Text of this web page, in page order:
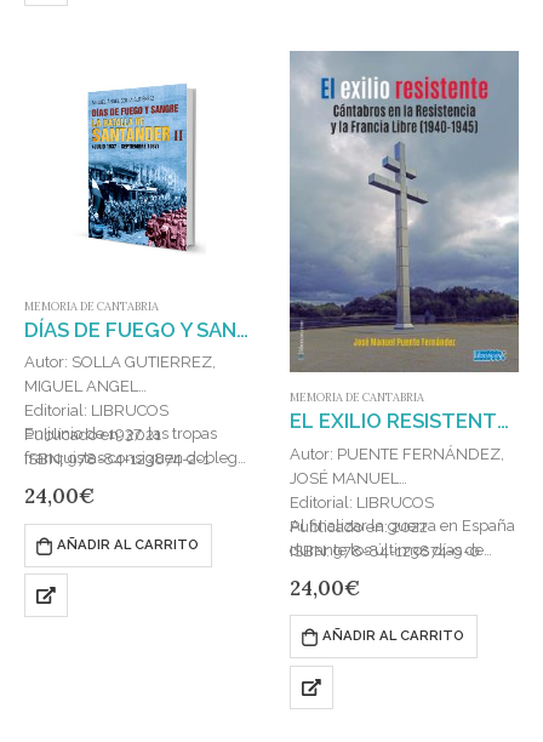
MEMORIA DE CANTABRIA
DÍAS DE FUEGO Y SANGRE : LA BATALLA DE SANTANDER II (JULIO 1937-SEPTIEMBRE 1937)
Autor: SOLLA GUTIERREZ,
MIGUEL ANGEL
Editorial: LIBRUCOS
Publicado en: 2021
ISBN: 978-84-123874-2-1
En junio de 1937, las tropas
franquistas consiguen doblegar
Vizcaya. Rápidamente, se
aprestan a dirigirse a por…
24,00€
AÑADIR AL CARRITO
MEMORIA DE CANTABRIA
EL EXILIO RESISTENTE : CÁNTABROS EN LA RESISTENCIA Y LA FRANCIA LIBRE (1940-1945)
Autor: PUENTE FERNÁNDEZ,
JOSÉ MANUEL
Editorial: LIBRUCOS
Publicado en: 2022
ISBN: 978-84-123874-9-0
Al finalizar la guerra en España
durante los últimos días de
miles de hombres y mujeres
que…
24,00€
AÑADIR AL CARRITO